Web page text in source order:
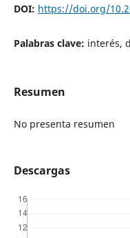
DOI: https://doi.org/
Palabras clave: interés,
Resumen
No presenta resumen
Descargas